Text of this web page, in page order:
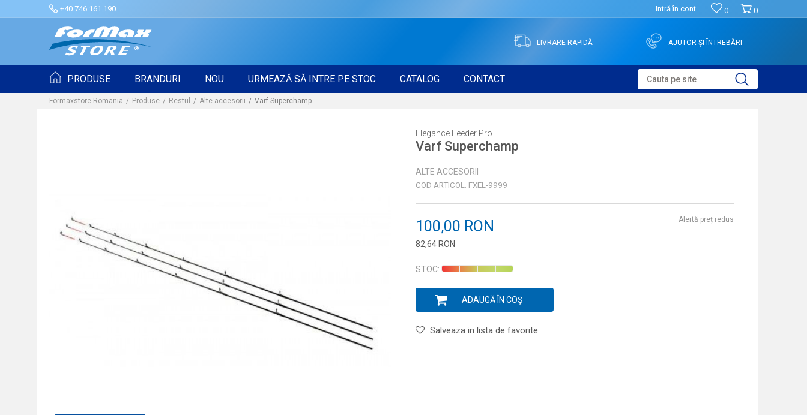
+40 746 161 190 0
0
Intră în cont
LIVRARE RAPIDĂ AJUTOR ȘI ÎNTREBĂRI
PRODUSE BRANDURI NOU URMEAZĂ SĂ INTRE PE STOC CATALOG CONTACT Cauta pe site
Formaxstore Romania Produse Restul Alte accesorii Varf Superchamp
Elegance Feeder Pro
Varf Superchamp
ALTE ACCESORII
COD ARTICOL: FXEL-9999
100,00 RON
82,64 RON
Alertă preț redus
STOC:
ADAUGĂ ÎN COȘ
Salveaza in lista de favorite